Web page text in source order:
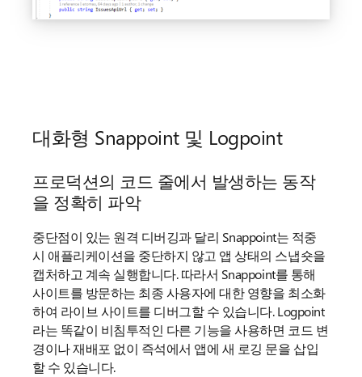
대화형 Snappoint 및 Logpoint
프로덕션의 코드 줄에서 발생하는 동작
을 정확히 파악
중단점이 있는 원격 디버깅과 달리 Snappoint는 적중
시 애플리케이션을 중단하지 않고 앱 상태의 스냅숏을
캡처하고 계속 실행합니다. 따라서 Snappoint를 통해
사이트를 방문하는 최종 사용자에 대한 영향을 최소화
하여 라이브 사이트를 디버그할 수 있습니다. Logpoint
라는 똑같이 비침투적인 다른 기능을 사용하면 코드 변
경이나 재배포 없이 즉석에서 앱에 새 로깅 문을 삽입
할 수 있습니다.